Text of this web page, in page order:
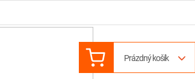
NÁKUPNÍ Prázdný košík